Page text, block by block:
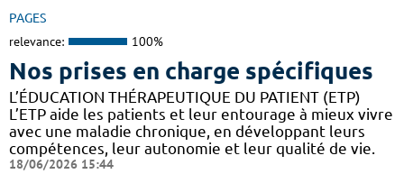
PAGES
relevance: 100%
Nos prises en charge spécifiques
L’ÉDUCATION THÉRAPEUTIQUE DU PATIENT (ETP)
L’ETP aide les patients et leur entourage à mieux vivre
avec une maladie chronique, en développant leurs
compétences, leur autonomie et leur qualité de vie.
18/06/2026 15:44